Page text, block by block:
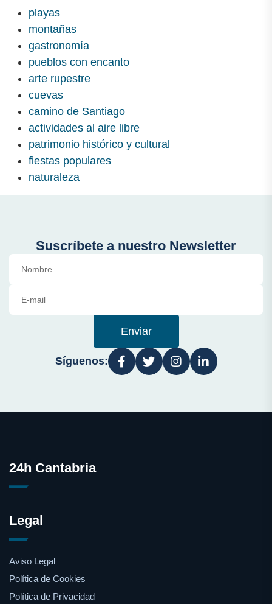
playas
montañas
gastronomía
pueblos con encanto
arte rupestre
cuevas
camino de Santiago
actividades al aire libre
patrimonio histórico y cultural
fiestas populares
naturaleza
Suscríbete a nuestro Newsletter
Enviar
Síguenos:
24h Cantabria
Legal
Aviso Legal
Política de Cookies
Política de Privacidad